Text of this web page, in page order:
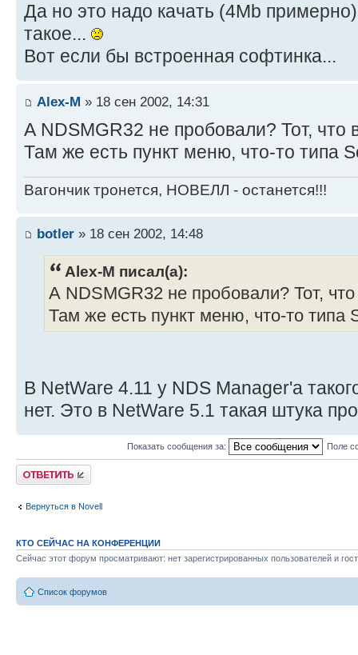
Да но это надо качать (4Mb
такое...
Вот если бы встроенная софтинка...
Alex-M » 18 сен 2002, 14:31
А NDSMGR32 не пробовали? Тот, что
Там же есть пункт меню, что-то типа
Вагончик тронется, НОВЕЛЛ - останется!!!
botler » 18 сен 2002, 14:48
Alex-M писал(а):
А NDSMGR32 не пробовали? Тот,
Там же есть пункт меню, что-то типа
В NetWare 4.11 у NDS Manager'a
нет. Это в NetWare 5.1 такая штука
Показать сообщения за: Поле
Ответить
Вернуться в Novell
КТО СЕЙЧАС НА КОНФЕРЕНЦИИ
Сейчас этот форум просматривают: нет зарегистрированных пользователей и
Список форумов